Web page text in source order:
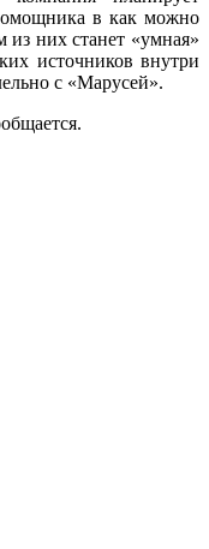
в как можно
из них станет «умная»
источников внутри
с «Марусей».